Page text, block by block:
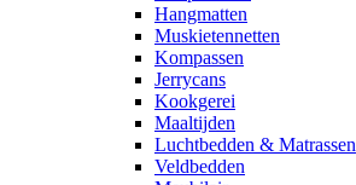
Hangmatten
Muskietennetten
Kompassen
Jerrycans
Kookgerei
Maaltijden
Luchtbedden & Matrassen
Veldbedden